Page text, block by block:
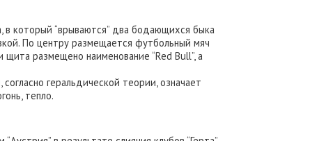
который “врываются” два бодающихся быка
По центру размещается футбольный мяч
размещено наименование “Red Bull”, а
геральдической теории, означает
тепло.